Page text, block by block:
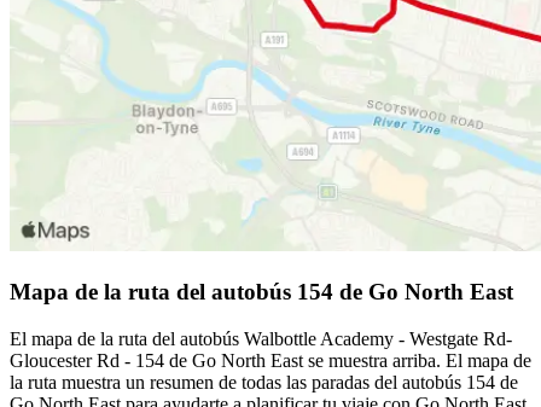
Mapa de la ruta del autobús 154 de Go North East
El mapa de la ruta del autobús Walbottle Academy - Westgate Rd-
Gloucester Rd - 154 de Go North East se muestra arriba. El mapa de
la ruta muestra un resumen de todas las paradas del autobús 154 de